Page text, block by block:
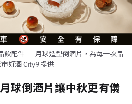
飲配件——月球造型倒酒片，為每一次品
好酒 City9 提供
球倒酒片讓中秋更有儀